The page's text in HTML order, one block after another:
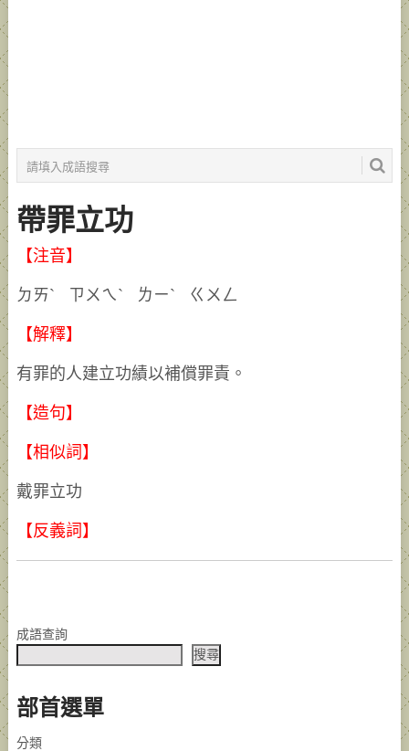
帶罪立功
【注音】
ㄉㄞˋ ㄗㄨㄟˋ ㄌㄧˋ ㄍㄨㄥ
【解釋】
有罪的人建立功績以補償罪責。
【造句】
【相似詞】
戴罪立功
【反義詞】
成語查詢
搜尋
部首選單
分類